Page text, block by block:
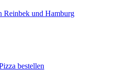
Reinbek und Hamburg
bestellen